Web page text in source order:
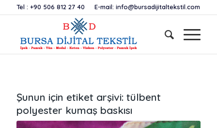
Tel :+90 506 812 27 40 E-mail:info@bursadijitaltekstil.com
Şunun için etiket arşivi: tülbent
polyester kumaş baskısı